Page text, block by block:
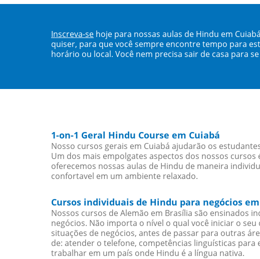
Inscreva-se hoje para nossas aulas de Hindu em
quiser, para que você sempre encontre tempo para
horário ou local. Você nem precisa sair de casa para
1-on-1 Geral Hindu Course em Cuiabá
Nosso cursos gerais em Cuiabá ajudarão os
Um dos mais empolgates aspectos dos nossos
oferecemos nossas aulas de Hindu de maneira
confortavel em um ambiente relaxado.
Cursos individuais de Hindu para negócios
Nossos cursos de Alemão em Brasília são ensinados
negócios. Não importa o nível o qual você iniciar o
situações de negócios, antes de passar para outras
de: atender o telefone, competências linguísticas
trabalhar em um país onde Hindu é a língua nativa.